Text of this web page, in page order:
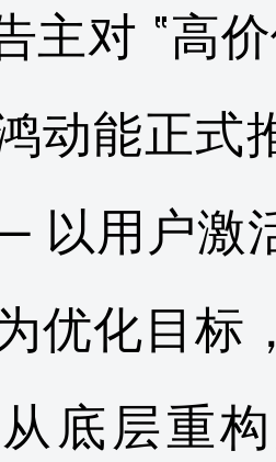
主对 “高
动能正式
以用户激
优化目标
底层重